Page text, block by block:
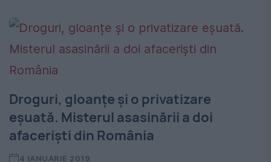
Droguri, gloanțe și o privatizare
eșuată. Misterul asasinării a doi
afaceriști din România
4 IANUARIE 2019